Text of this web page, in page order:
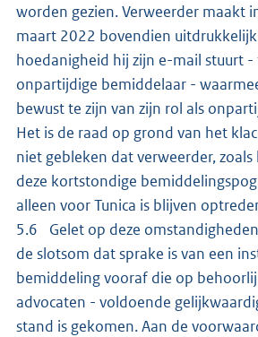
worden gezien. Verweerder maakt
maart 2022 bovendien
hoedanigheid hij zijn e-mail stuurt
onpartijdige bemiddelaar -
bewust te zijn van zijn rol als
Het is de raad op grond van het
niet gebleken dat verweerder, zoals
deze kortstondige
alleen voor Tunica is blijven
5.6 Gelet op deze
de slotsom dat sprake is van een
bemiddeling vooraf die op
advocaten - voldoende
stand is gekomen. Aan de